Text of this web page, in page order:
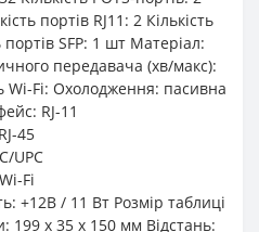
портів RJ11: 2 Кількість
портів SFP: 1 шт Матеріал:
передавача (хв/макс):
Wi-Fi: Охолодження: пасивна
RJ-11
RJ-45
UPC
Wi-Fi
+12В / 11 Вт Розмір таблиці
199 x 35 x 150 мм Відстань: